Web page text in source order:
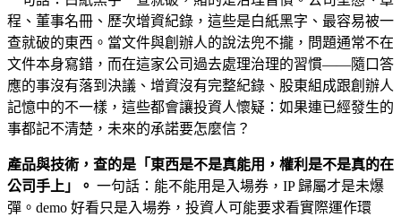
程、董事名冊、歷次增資紀錄，這些是白紙黑字、最容易被一
查就破的東西。當文件與創辦人的說法兜不攏，問題通常不在
文件本身寫錯，而在這家公司過去處理治理的習慣——隨口答
應的事沒有落到決議、增資沒有完整紀錄、股東組成跟創辦人
記憶中的不一樣，這些都會讓投資人懷疑：如果連已經發生的
事都記不清楚，未來的承諾要怎麼信？
產品與技術，查的是「東西是不是真能用，權利是不是真的在
公司手上」。 一句話：能不能用是入場券，IP 歸屬才是未爆
彈。demo 好看只是入場券，投資人可能要求看實際運作環